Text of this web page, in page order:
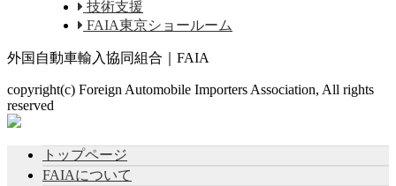
技術支援
FAIA東京ショールーム
外国自動車輸入協同組合｜FAIA
copyright(c) Foreign Automobile Importers Association, All rights
reserved
トップページ
FAIAについて